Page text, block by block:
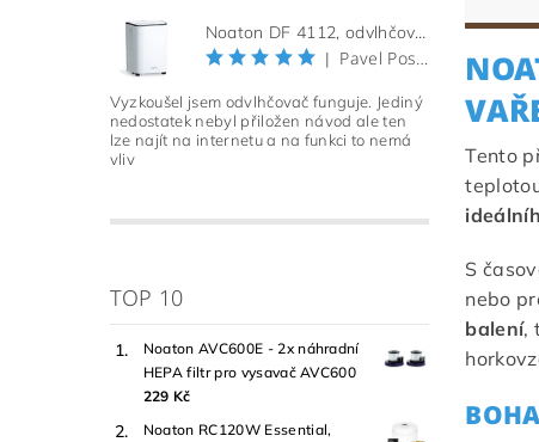
Noaton DF 4112, odvlhčovač vzduchu (Použitý, Záruka 21 měsíců)
|
Pavel Pospíšil
Vyzkoušel jsem odvlhčovač funguje. Jediný
nedostatek nebyl přiložen návod ale ten
lze najít na internetu a na funkci to nemá
vliv
TOP 10
Noaton AVC600E - 2x náhradní
HEPA filtr pro vysavač AVC600
229 Kč
Noaton RC120W Essential,
Tento
S
nebo
balení,